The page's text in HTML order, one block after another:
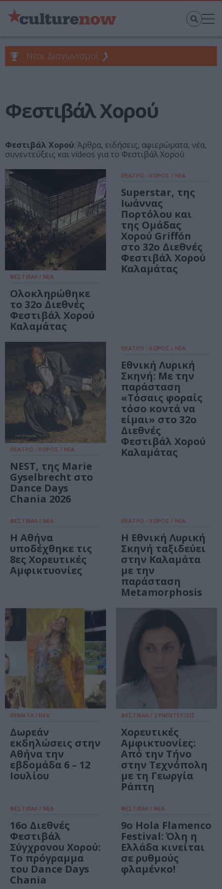
Νέοι Διαγωνισμοί ❯
Φεστιβάλ Χορού
Φεστιβάλ Χορού: Άρθρα, ειδήσεις, αφιερώματα, νέα,
συνεντεύξεις και videos για το Φεστιβάλ Χορού
ΦΕΣΤΙΒΑΛ / ΝΕΑ
Ολοκληρώθηκε
το 32ο Διεθνές
Φεστιβάλ Χορού
Καλαμάτας
ΘΕΑΤΡΟ - ΧΟΡΟΣ / ΝΕΑ
Superstar, της
Ιωάννας
Πορτόλου και
της Ομάδας
Χορού Griffón
στο 32ο Διεθνές
Φεστιβάλ Χορού
Καλαμάτας
ΘΕΑΤΡΟ - ΧΟΡΟΣ / ΝΕΑ
NEST, της Marie
Gyselbrecht στο
Dance Days
Chania 2026
ΘΕΑΤΡΟ - ΧΟΡΟΣ / ΝΕΑ
Εθνική Λυρική
Σκηνή: Με την
παράσταση
«Τόσαις φοραίς
τόσο κοντά να
είμαι» στο 32ο
Διεθνές
Φεστιβάλ Χορού
Καλαμάτας
ΦΕΣΤΙΒΑΛ / ΝΕΑ
Η Αθήνα
υποδέχθηκε τις
8ες Χορευτικές
Αμφικτυονίες
ΘΕΑΤΡΟ - ΧΟΡΟΣ / ΝΕΑ
Η Εθνική Λυρική
Σκηνή ταξιδεύει
στην Καλαμάτα
με την
παράσταση
Metamorphosis
ΘΕΜΑΤΑ / ΝΕΑ
Δωρεάν
εκδηλώσεις στην
Αθήνα την
εβδομάδα 6 – 12
Ιουλίου
ΦΕΣΤΙΒΑΛ / ΣΥΝΕΝΤΕΥΞΕΙΣ
Χορευτικές
Αμφικτυονίες:
Από την Τήνο
στην Τεχνόπολη
με τη Γεωργία
Ράπτη
ΦΕΣΤΙΒΑΛ / ΝΕΑ
16ο Διεθνές
Φεστιβάλ
Σύγχρονου Χορού:
Το πρόγραμμα
του Dance Days
Chania
ΦΕΣΤΙΒΑΛ / ΝΕΑ
9ο Hola Flamenco
Festival: Όλη η
Ελλάδα κινείται
σε ρυθμούς
φλαμένκο!